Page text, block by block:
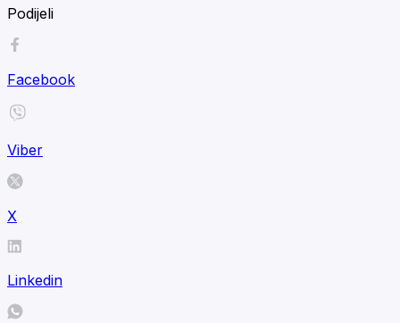
Podijeli
Facebook
Viber
X
Linkedin